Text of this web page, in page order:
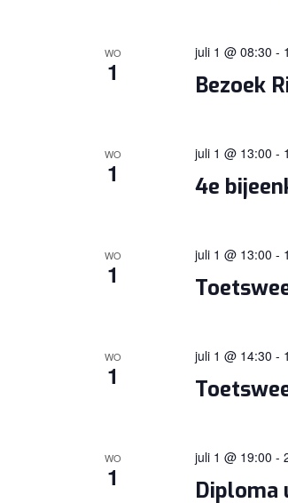
WO
1 Bezoek
juli 1 @ 08:30 -
WO
1 4e
juli 1 @ 13:00 -
WO
1
juli 1 @ 13:00 -
WO
1
juli 1 @ 14:30 -
WO
1 Diploma
juli 1 @ 19:00 -